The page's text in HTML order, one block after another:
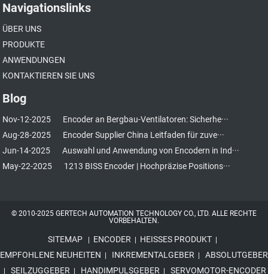
Navigationslinks
ÜBER UNS
PRODUKTE
ANWENDUNGEN
KONTAKTIEREN SIE UNS
Blog
Nov-12-2025
Encoder an Bergbau-Ventilatoren: Sicherhe···
Aug-28-2025
Encoder Supplier China Leitfaden für zuve···
Jun-14-2025
Auswahl und Anwendung von Encodern in Ind···
May-22-2025
1213 BISS Encoder | Hochpräzise Positions···
© 2010-2025 GERTECH AUTOMATION TECHNOLOGY CO., LTD. ALLE RECHTE
VORBEHALTEN.
SITEMAP| ENCODER| HEISSES PRODUKT
EMPFOHLENE NEUHEITEN INKREMENTALGEBER ABSOLUTGEBER
SEILZUGGEBER HANDIMPULSGEBER SERVOMOTOR-ENCODER